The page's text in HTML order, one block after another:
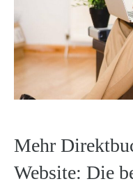
Mehr
Website: Die